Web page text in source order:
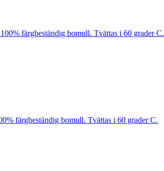
färgbeständig bomull. Tvättas i 60 grader C.
färgbeständig bomull. Tvättas i 60 grader C.